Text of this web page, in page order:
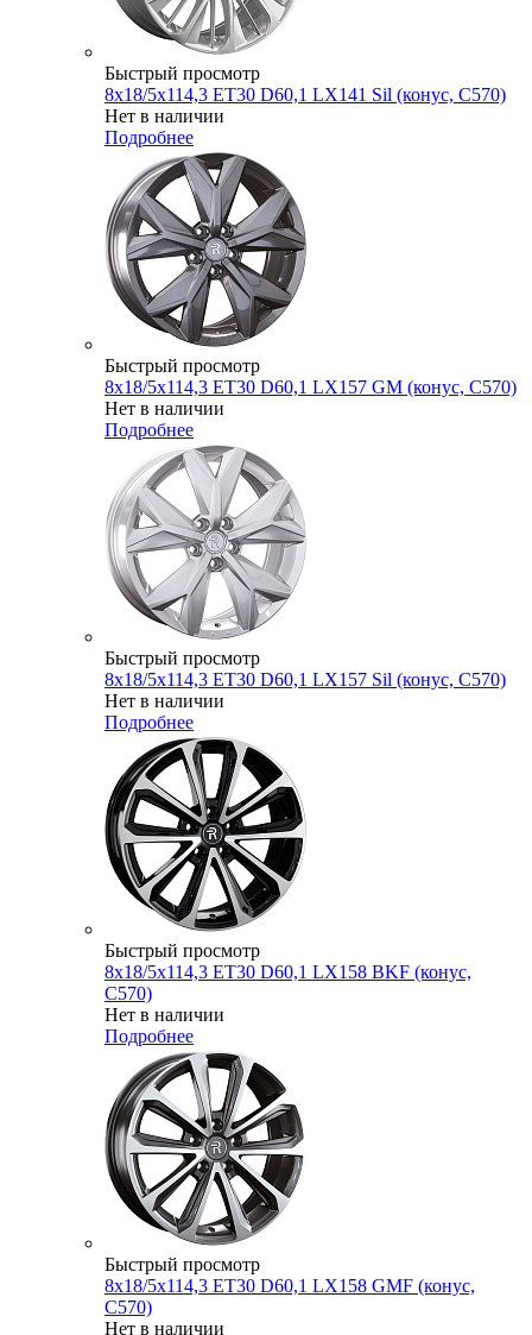
Быстрый просмотр
8x18/5x114,3 ET30 D60,1 LX141 Sil (конус, C570)
Нет в наличии
Подробнее
Быстрый просмотр
8x18/5x114,3 ET30 D60,1 LX157 GM (конус, C570)
Нет в наличии
Подробнее
Быстрый просмотр
8x18/5x114,3 ET30 D60,1 LX157 Sil (конус, C570)
Нет в наличии
Подробнее
Быстрый просмотр
8x18/5x114,3 ET30 D60,1 LX158 BKF (конус,
C570)
Нет в наличии
Подробнее
Быстрый просмотр
8x18/5x114,3 ET30 D60,1 LX158 GMF (конус,
C570)
Нет в наличии